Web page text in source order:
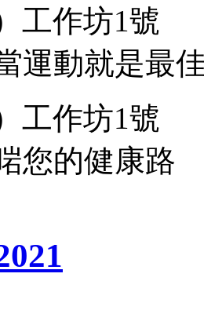
工作坊1號
運動就是最
工作坊1號
您的健康路